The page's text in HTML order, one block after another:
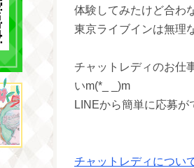
体験してみたけど合わ
東京ライブインは無理
チャットレディのお仕
いm(*_ _)m
LINEから簡単に応募が
チャットレディについ